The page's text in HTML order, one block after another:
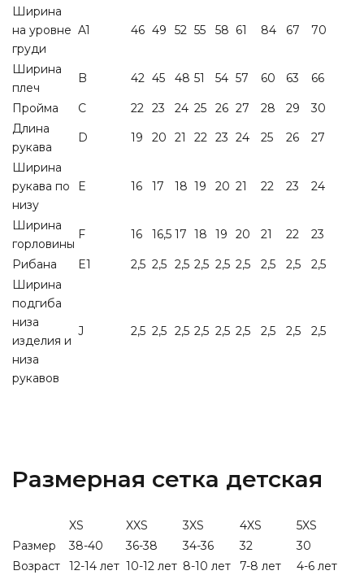
Ширина
на уровне
груди
A1 46 49 52 55 58 61 84 67 70
Ширина
плеч
B 42 45 48 51 54 57 60 63 66
Пройма C 22 23 24 25 26 27 28 29
30
Длина
рукава
D 19 20 21 22 23 24 25 26 27
Ширина
рукава по
низу
E 16 17 18 19 20 21 22 23 24
Ширина
горловины
F 16 16,5 17 18 19 20 21 22 23
Рибана E1 2,5 2,5 2,5 2,5 2,5 2,5 2,5 2,5
2,5
Ширина
подгиба
низа
изделия и
низа
рукавов
J 2,5 2,5 2,5 2,5 2,5 2,5 2,5 2,5 2,5
Размерная сетка детская
XS XXS 3XS 4XS
5XS
Размер
38-40 36-38 34-36 32
30
Возраст
12-14 лет 10-12 лет 8-10 лет 7-8 лет
4-6 лет